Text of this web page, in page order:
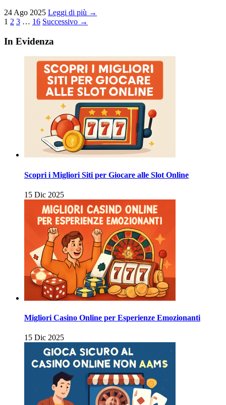
24 Ago 2025 Leggi di più →
Paginazione
degli
1 2 3 … 16 Successivo →
In Evidenza
Scopri i Migliori Siti per Giocare alle Slot Online
15 Dic 2025
Migliori Casino Online per Esperienze Emozionanti
15 Dic 2025